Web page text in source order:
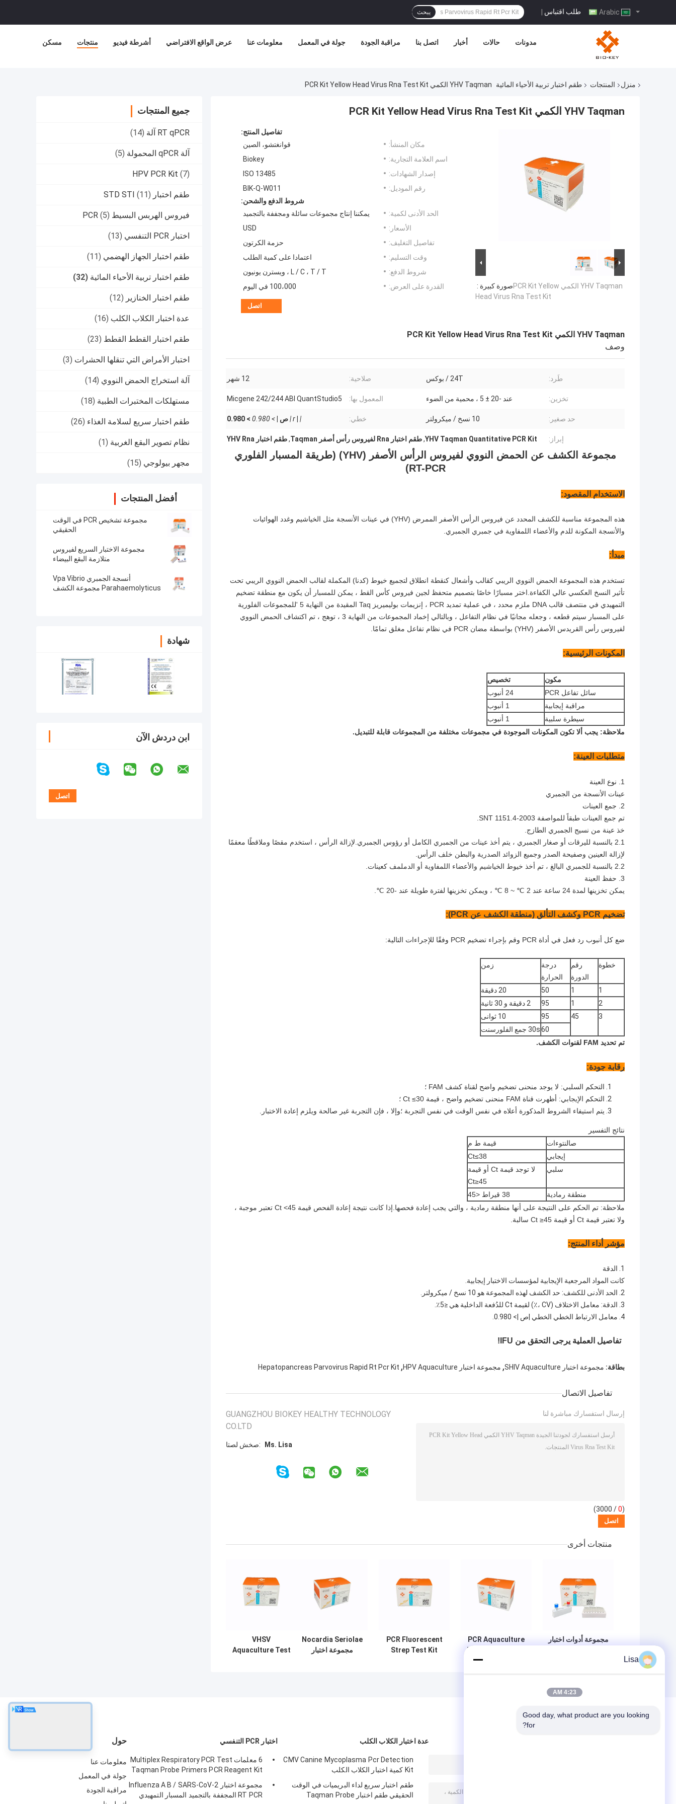
طلب اقتباس | يبحث
مسكن منتجات أشرطة فيديو عرض الواقع الافتراضي معلومات عنا جولة في المعمل مراقبة الجودة اتصل بنا أخبار حالات مدونات
منزل المنتجات طقم اختبار تربية الأحياء المائية YHV Taqman الكمي PCR Kit Yellow Head Virus Rna Test Kit
جميع المنتجات
RT qPCR آلة (14)
آلة qPCR المحمولة (5)
HPV PCR Kit (7)
طقم اختبار STD STI (11)
فيروس الهربس البسيط PCR (5)
اختبار PCR التنفسي (13)
طقم اختبار الجهاز الهضمي (11)
طقم اختبار تربية الأحياء المائية (32)
طقم اختبار الخنازير (12)
عدة اختبار الكلاب الكلب (16)
طقم اختبار القطط القطط (23)
اختبار الأمراض التي تنقلها الحشرات (3)
آلة استخراج الحمض النووي (14)
مستهلكات المختبرات الطبية (18)
طقم اختبار سريع لسلامة الغذاء (26)
نظام تصوير البقع الغربية (1)
مجهر بيولوجي (15)
أفضل المنتجات
مجموعة تشخيص PCR في الوقت
الحقيقي
مجموعة الاختبار السريع لفيروس
متلازمة البقع البيضاء
أنسجة الجمبري Vpa Vibrio
Parahaemolyticus مجموعة الكشف
شهادة
ابن دردش الآن
YHV Taqman الكمي PCR Kit Yellow Head Virus Rna Test Kit
صورة كبيرة :YHV Taqman الكمي PCR Kit Yellow
Head Virus Rna Test Kit
تفاصيل المنتج:
مكان المنشأ:
قوانغتشو، الصين
اسم العلامة التجارية:
Biokey
إصدار الشهادات:
ISO 13485
رقم الموديل:
BIK-Q-W011
شروط الدفع والشحن:
الحد الأدنى لكمية:
يمكننا إنتاج مجموعات سائلة ومجففة بالتجميد
الأسعار:
USD
تفاصيل التغليف:
حزمة الكرتون
وقت التسليم:
اعتمادا على كمية الطلب
شروط الدفع:
L / C ، T / T ، ويسترن يونيون
القدرة على العرض:
100،000 في اليوم
اتصل
YHV Taqman الكمي PCR Kit Yellow Head Virus Rna Test Kit
وصف
طَرد: 24T / بوكس صلاحية: 12 شهر
تخزين: عند -20 ± 5 ، محمية من الضوء المعمول بها: Micgene 242/244 ABI QuantStudio5
حد صغير: 10 نسخ / ميكرولتر خطي: |
r | ص | > 0.980
> 0.980
إبراز: YHV Taqman Quantitative PCR Kit
,طقم اختبار Rna لفيروس رأس أصفر Taqman ,طقم اختبار YHV Rna
مجموعة الكشف عن الحمض النووي لفيروس الرأس الأصفر (YHV) (طريقة المسبار الفلوري
RT-PCR)
الاستخدام المقصود:
هذه المجموعة مناسبة للكشف المحدد عن فيروس الرأس الأصفر الممرض (YHV) في عينات الأنسجة مثل الخياشيم وغدد الهوائيات
والأنسجة المكونة للدم والأعضاء اللمفاوية في جمبري الجمبري.
مبدأ:
تستخدم هذه المجموعة الحمض النووي الريبي كقالب وأشعال كنقطة انطلاق لتجميع خيوط (كدنا) المكملة لقالب الحمض النووي الريبي تحت
تأثير النسخ العكسي عالي الكفاءة.اختر مسبارًا خاصًا بتصميم متحفظ لجين فيروس كأس القط ، يمكن للمسبار أن يكون مع منطقة تضخيم
التمهيدي في منتصف قالب DNA ملزم محدد ، في عملية تمديد PCR ، إنزيمات بوليميريز Taq المقيدة من النهاية 5 'للمجموعات الفلورية
على المسبار سيتم قطعه ، وجعله مجانيًا في نظام التفاعل ، وبالتالي إخماد المجموعات من النهاية 3 ، توهج ، تم اكتشاف الحمض النووي
لفيروس رأس القريدس الأصفر (YHV) بواسطة مضان PCR في نظام تفاعل مغلق تمامًا.
المكونات الرئيسية:
مكون
تخصيص
سائل تفاعل PCR
24 أنبوب
مراقبة إيجابية
1 أنبوب
سيطرة سلبية
1 أنبوب
ملاحظة: يجب ألا تكون المكونات الموجودة في مجموعات مختلفة من المجموعات قابلة للتبديل.
متطلبات العينة:
1. نوع العينة
عينات الأنسجة من الجمبري
2. جمع العينات
تم جمع العينات طبقاً للمواصفة SNT 1151.4-2003.
خذ عينة من نسيج الجمبري الطازج.
2.1 بالنسبة لليرقات أو صغار الجمبري ، يتم أخذ عينات من الجمبري الكامل أو رؤوس الجمبري.لإزالة الرأس ، استخدم مقصًا وملاقطًا معقمًا
لإزالة العينين وصفيحة الصدر وجميع الزوائد الصدرية والبطن خلف الرأس.
2.2 بالنسبة للجمبري البالغ ، تم أخذ خيوط الخياشيم والأعضاء اللمفاوية أو الدملمف كعينات.
3. حفظ العينة
يمكن تخزينها لمدة 24 ساعة عند 2 ℃ ~ 8 ℃ ، ويمكن تخزينها لفترة طويلة عند -20 ℃.
تضخيم PCR وكشف التألق (منطقة الكشف عن PCR):
ضع كل أنبوب رد فعل في أداة PCR وقم بإجراء تضخيم PCR وفقًا للإجراءات التالية:
خطوة
رقم
الدورة
درجة
الحرارة
زمن
1
1
50
20 دقيقة
2
1
95
2 دقيقة و 30 ثانية
3
45
95
10 ثوانى
6030s جمع الفلورسنت
تم تحديد FAM لقنوات الكشف.
رقابة جودة:
التحكم السلبي: لا يوجد منحنى تضخيم واضح لقناة كشف FAM ؛
التحكم الإيجابي: أظهرت قناة FAM منحنى تضخيم واضح ، قيمة Ct ≤30 ؛
يتم استيفاء الشروط المذكورة أعلاه في نفس الوقت في نفس التجربة ؛وإلا ، فإن التجربة غير صالحة ويلزم إعادة الاختبار.
نتائج التفسير
صالنتوءات
قيمة ط م
إيجابي
Ct≤38
سلبي
لا توجد قيمة Ct أو قيمة
Ct≥45
منطقة رمادية
38 قيراط <45
ملاحظة: تم الحكم على النتيجة على أنها منطقة رمادية ، والتي يجب إعادة فحصها.إذا كانت نتيجة إعادة الفحص قيمة Ct <45 تعتبر موجبة ،
ولا تعتبر قيمة Ct أو قيمة Ct ≥45 سالبة.
مؤشر أداء المنتج:
1. الدقة
كانت المواد المرجعية الإيجابية لمؤسسات الاختبار إيجابية.
2. الحد الأدنى للكشف: حد الكشف لهذه المجموعة هو 10 نسخ / ميكرولتر.
3. الدقة: معامل الاختلاف (CV ،٪) لقيمة Ct للدُفعة الداخلية هي ≤5٪.
4. معامل الارتباط الخطي الخطي |ص |> 0.980.
تفاصيل العملية يرجى التحقق من IFU!
بطاقة: مجموعة اختبار SHIV Aquaculture , مجموعة اختبار HPV Aquaculture ,
Hepatopancreas Parvovirus Rapid Rt Pcr Kit
تفاصيل الاتصال
GUANGZHOU BIOKEY HEALTHY TECHNOLOGY
CO.LTD
اتصل شخص: Ms. Lisa
إرسال استفسارك مباشرة لنا
(
0
/ 3000)
منتجات أخرى
مجموعة أدوات اختبار
PCR Aquaculture
Test Kit Nocardia
Seriolae مجموعة
PCR Fluorescent
Strep Test Kit
Nocardia Seriolae
مجموعة اختبار
VHSV
Aquaculture Test
حول
معلومات عنا
جولة في المعمل
مراقبة الجودة
اختبار PCR التنفسي
6 معلمات Multiplex Respiratory PCR Test
Taqman Probe Primers PCR Reagent Kit
مجموعة اختبار Influenza A B / SARS-CoV-2
RT PCR المجففة بالتجميد المسبار التمهيدي
عدة اختبار الكلاب الكلب
CMV Canine Mycoplasma Pcr Detection
Kit كمية اختبار الكلاب الكلب
طقم اختبار سريع لداء البريميات في الوقت
الحقيقي طقم اختبار Taqman Probe
Lisa
4:23 AM
Good day, what product are you looking
for?